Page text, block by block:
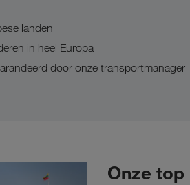
landen
in heel Europa
door onze transportmanager
Onze